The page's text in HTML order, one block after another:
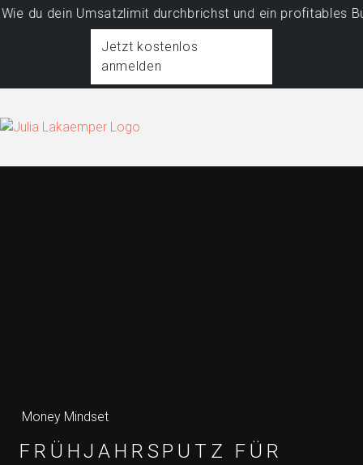
Umsatzlimit durchbrichst und ein profitables Business
Jetzt kostenlos
anmelden
Money Mindset
FRÜHJAHRSPUTZ FÜR